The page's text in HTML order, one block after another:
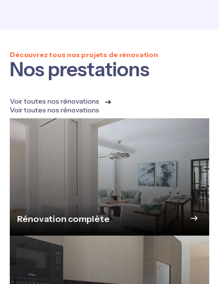
Découvrez tous nos projets de rénovation
Nos prestations
Voir toutes nos rénovations
Voir toutes nos rénovations
Rénovation complète